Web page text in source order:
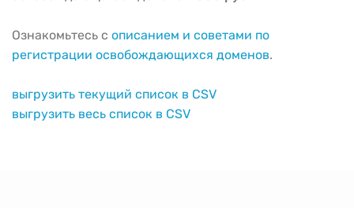
Ознакомьтесь с описанием и советами по
регистрации освобождающихся доменов.
выгрузить текущий список в CSV
выгрузить весь список в CSV